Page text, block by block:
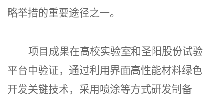
略举措的重要途径之一。
项目成果在高校实验室和圣阳股份试验
平台中验证，通过利用界面高性能材料绿色
开发关键技术，采用喷涂等方式研发制备